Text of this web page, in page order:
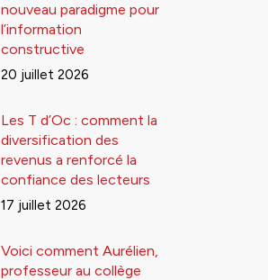
nouveau paradigme pour
l’information
constructive
20 juillet 2026
Les T d’Oc : comment la
diversification des
revenus a renforcé la
confiance des lecteurs
17 juillet 2026
Voici comment Aurélien,
professeur au collège